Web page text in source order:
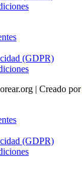
(GDPR)
| Creado por
(GDPR)